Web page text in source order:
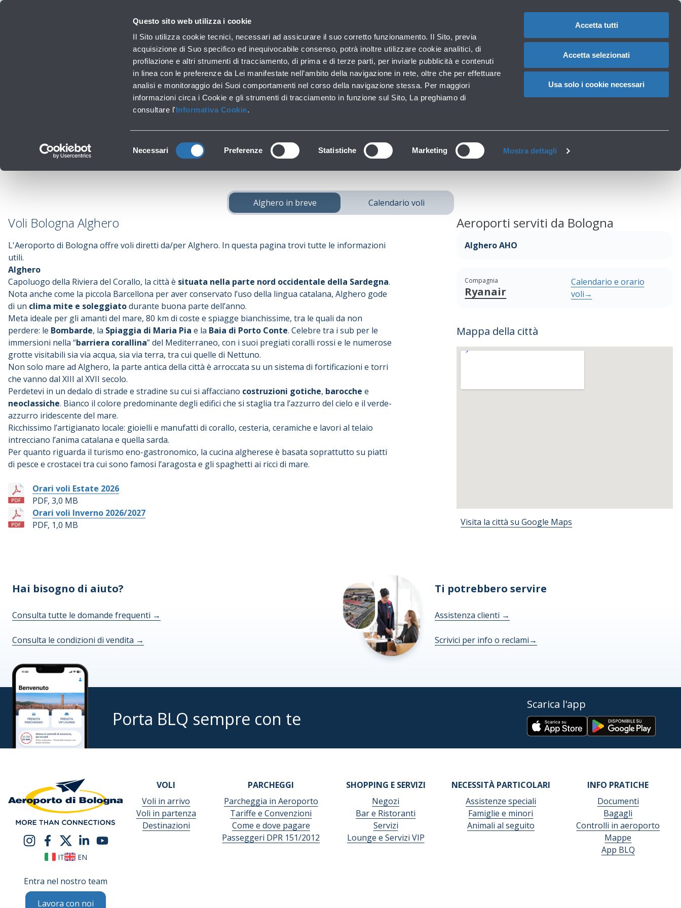
Questo sito web utilizza i cookie
Il Sito utilizza cookie tecnici, necessari ad assicurare il suo corretto funzionamento. Il Sito, previa
acquisizione di Suo specifico ed inequivocabile consenso, potrà inoltre utilizzare cookie analitici, di
profilazione e altri strumenti di tracciamento, di prima e di terze parti, per inviarle pubblicità e contenuti
in linea con le preferenze da Lei manifestate nell’ambito della navigazione in rete, oltre che per effettuare
analisi e monitoraggio dei Suoi comportamenti nel corso della navigazione stessa. Per maggiori
informazioni circa i Cookie e gli strumenti di tracciamento in funzione sul Sito, La preghiamo di
consultare l'Informativa Cookie.
del
Necessari Preferenze Statistiche Marketing Mostra dettagli
Accetta tutti
Accetta selezionati
Usa solo i cookie necessari
CAMBIA
Voli
Orari, destinazioni e info
Parcheggi
Soste brevi e lunghe
Da e per l'aeroporto
Trasporti pubblici e auto
In aeroporto
Lounge, shopping e servizi
Necessità particolari
Accessibilità, Famiglie, Animali Carrello
RaggiungiAlgheroda Bologna
Alghero in breve Calendario voli
Aeroporti serviti da Bologna
Alghero AHO
Compagnia
Ryanair
Calendario e orario
voli→
Mappa della città
Visita la città su Google Maps
Voli Bologna Alghero
L'Aeroporto di Bologna offre voli diretti da/per Alghero. In questa pagina trovi tutte le informazioni
utili.
Alghero
Capoluogo della Riviera del Corallo, la città è situata nella parte nord occidentale della Sardegna.
Nota anche come la piccola Barcellona per aver conservato l’uso della lingua catalana, Alghero gode
di un clima mite e soleggiatodurante buona parte dell’anno.
Meta ideale per gli amanti del mare, 80 km di coste e spiagge bianchissime, tra le quali da non
perdere: le Bombarde, la Spiaggia di Maria Pia e la Baia di Porto Conte. Celebre tra i sub per le
immersioni nella “barriera corallina” del Mediterraneo, con i suoi pregiati coralli rossi e le numerose
grotte visitabili sia via acqua, sia via terra, tra cui quelle di Nettuno.
Non solo mare ad Alghero, la parte antica della città è arroccata su un sistema di fortificazioni e torri
che vanno dal XIII al XVII secolo.
Perdetevi in un dedalo di strade e stradine su cui si affacciano costruzioni gotiche, barocche e
neoclassiche. Bianco il colore predominante degli edifici che si staglia tra l’azzurro del cielo e il verde-
azzurro iridescente del mare.
Ricchissimo l’artigianato locale: gioielli e manufatti di corallo, cesteria, ceramiche e lavori al telaio
intrecciano l’anima catalana e quella sarda.
Per quanto riguarda il turismo eno-gastronomico, la cucina algherese è basata soprattutto su piatti
di pesce e crostacei tra cui sono famosi l’aragosta e gli spaghetti ai ricci di mare.
Orari voli Estate 2026
PDF, 3,0 MB
Orari voli Inverno 2026/2027
PDF, 1,0 MB
Hai bisogno di aiuto?
Consulta tutte le domande frequenti →
Consulta le condizioni di vendita →
Ti potrebbero servire
Assistenza clienti →
Scrivici per info o reclami→
Porta BLQ sempre con te
Scarica l'app
IT EN
Entra nel nostro team
Lavora con noi
VOLI
Voli in arrivo
Voli in partenza
Destinazioni
PARCHEGGI
Parcheggia in Aeroporto
Tariffe e Convenzioni
Come e dove pagare
Passeggeri DPR 151/2012
SHOPPING E SERVIZI
Negozi
Bar e Ristoranti
Servizi
Lounge e Servizi VIP
NECESSITÀ PARTICOLARI
Assistenze speciali
Famiglie e minori
Animali al seguito
INFO PRATICHE
Documenti
Bagagli
Controlli in aeroporto
Mappe
App BLQ